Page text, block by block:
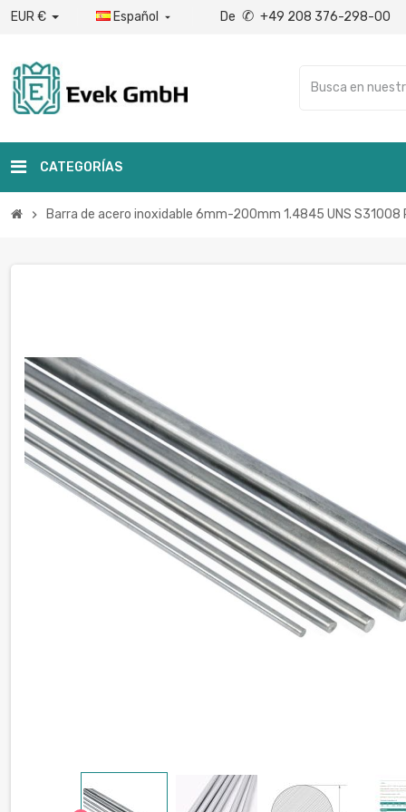
EUR € Español  De ✆ +49 208 376-298-00
CATEGORÍAS
chevron_right Barra de acero inoxidable 6mm-200mm 1.4845 UNS S31008